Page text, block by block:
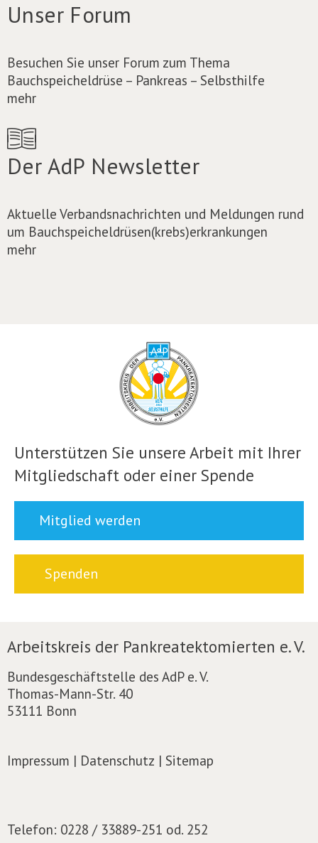
Unser Forum
Besuchen Sie unser Forum zum Thema
Bauchspeicheldrüse – Pankreas – Selbsthilfe
mehr
Der AdP Newsletter
Aktuelle Verbandsnachrichten und Meldungen rund
um Bauchspeicheldrüsen(krebs)erkrankungen
mehr
Unterstützen Sie unsere Arbeit mit Ihrer
Mitgliedschaft oder einer Spende
Mitglied werden
Spenden
Arbeitskreis der Pankreatektomierten e. V.
Bundesgeschäftstelle des AdP e. V.
Thomas-Mann-Str. 40
53111 Bonn
Impressum | Datenschutz | Sitemap
Telefon: 0228 / 33889-251 od. 252